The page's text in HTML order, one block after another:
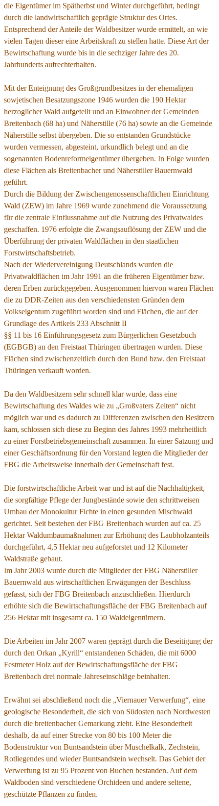
die Eigentümer im Spätherbst und Winter durchgeführt, bedingt
durch die landwirtschaftlich geprägte Struktur des Ortes.
Entsprechend der Anteile der Waldbesitzer wurde ermittelt, an wie
vielen Tagen dieser eine Arbeitskraft zu stellen hatte. Diese Art der
Bewirtschaftung wurde bis in die sechziger Jahre des 20.
Jahrhunderts aufrechterhalten.
Mit der Enteignung des Großgrundbesitzes in der ehemaligen
sowjetischen Besatzungszone 1946 wurden die 190 Hektar
herzoglicher Wald aufgeteilt und an Einwohner der Gemeinden
Breitenbach (68 ha) und Näherstille (76 ha) sowie an die Gemeinde
Näherstille selbst übergeben. Die so entstanden Grundstücke
wurden vermessen, abgesteint, urkundlich belegt und an die
sogenannten Bodenreformeigentümer übergeben. In Folge wurden
diese Flächen als Breitenbacher und Näherstiller Bauernwald
geführt.
Durch die Bildung der Zwischengenossenschaftlichen Einrichtung
Wald (ZEW) im Jahre 1969 wurde zunehmend die Voraussetzung
für die zentrale Einflussnahme auf die Nutzung des Privatwaldes
geschaffen. 1976 erfolgte die Zwangsauflösung der ZEW und die
Überführung der privaten Waldflächen in den staatlichen
Forstwirtschaftsbetrieb.
Nach der Wiedervereinigung Deutschlands wurden die
Privatwaldflächen im Jahr 1991 an die früheren Eigentümer bzw.
deren Erben zurückgegeben. Ausgenommen hiervon waren Flächen
die zu DDR-Zeiten aus den verschiedensten Gründen dem
Volkseigentum zugeführt worden sind und Flächen, die auf der
Grundlage des Artikels 233 Abschnitt II
§§ 11 bis 16 Einführungsgesetz zum Bürgerlichen Gesetzbuch
(EGBGB) an den Freistaat Thüringen übertragen wurden. Diese
Flächen sind zwischenzeitlich durch den Bund bzw. den Freistaat
Thüringen verkauft worden.
Da den Waldbesitzern sehr schnell klar wurde, dass eine
Bewirtschaftung des Waldes wie zu „Großvaters Zeiten“ nicht
möglich war und es dadurch zu Differenzen zwischen den Besitzern
kam, schlossen sich diese zu Beginn des Jahres 1993 mehrheitlich
zu einer Forstbetriebsgemeinschaft zusammen. In einer Satzung und
einer Geschäftsordnung für den Vorstand legten die Mitglieder der
FBG die Arbeitsweise innerhalb der Gemeinschaft fest.
Die forstwirtschaftliche Arbeit war und ist auf die Nachhaltigkeit,
die sorgfältige Pflege der Jungbestände sowie den schrittweisen
Umbau der Monokultur Fichte in einen gesunden Mischwald
gerichtet. Seit bestehen der FBG Breitenbach wurden auf ca. 25
Hektar Waldumbaumaßnahmen zur Erhöhung des Laubholzanteils
durchgeführt, 4,5 Hektar neu aufgeforstet und 12 Kilometer
Waldstraße gebaut.
Im Jahr 2003 wurde durch die Mitglieder der FBG Näherstiller
Bauernwald aus wirtschaftlichen Erwägungen der Beschluss
gefasst, sich der FBG Breitenbach anzuschließen. Hierdurch
erhöhte sich die Bewirtschaftungsfläche der FBG Breitenbach auf
256 Hektar mit insgesamt ca. 150 Waldeigentümern.
Die Arbeiten im Jahr 2007 waren geprägt durch die Beseitigung der
durch den Orkan „Kyrill“ entstandenen Schäden, die mit 6000
Festmeter Holz auf der Bewirtschaftungsfläche der FBG
Breitenbach drei normale Jahreseinschläge beinhalten.
Erwähnt sei abschließend noch die „Viernauer Verwerfung“, eine
geologische Besonderheit, die sich von Südosten nach Nordwesten
durch die breitenbacher Gemarkung zieht. Eine Besonderheit
deshalb, da auf einer Strecke von 80 bis 100 Meter die
Bodenstruktur von Buntsandstein über Muschelkalk, Zechstein,
Rotliegendes und wieder Buntsandstein wechselt. Das Gebiet der
Verwerfung ist zu 95 Prozent von Buchen bestanden. Auf dem
Waldboden sind verschiedene Orchideen und andere seltene,
geschützte Pflanzen zu finden.